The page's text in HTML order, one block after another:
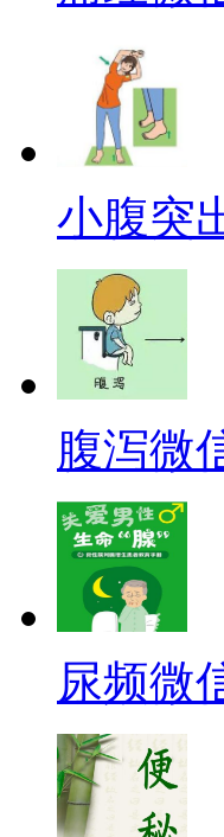
小腹突
腹泻微
尿频微